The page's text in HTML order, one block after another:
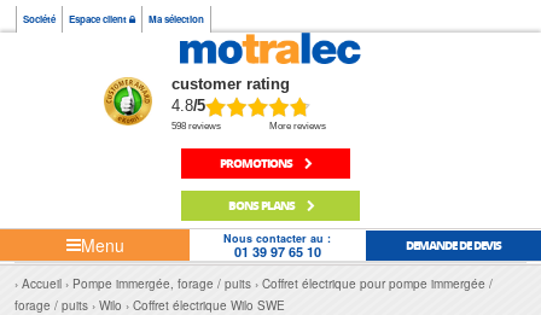
Société Espace client Ma sélection
customer rating
4.8/5
598 reviews More reviews
PROMOTIONS
BONS PLANS
Menu Nous contacter au :
01 39 97 65 10 DEMANDE DE DEVIS
Accueil Pompe immergée, forage / puits
Coffret électrique pour pompe immergée /
forage / puits
Wilo Coffret électrique Wilo SWE